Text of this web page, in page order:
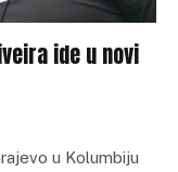
ide u novi
u Kolumbiju